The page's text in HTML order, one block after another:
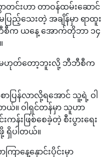
ာတင်းဟာ တာဝန်ထမ်းဆောင်
ြည့်သေးတဲ့ အချိန်မှာ ရာထူး
က ယနေ့ အောက်တိုဘာ ၁၄
း မဟုတ်တော့ဘူးလို့ ဘီဘီစီက
ပြန်လာလို့ရအောင် သူ့ရဲ့ ဝါ
ယ်။ ဝါရှင်တန်မှာ သူဟာ
းဖြစ်စေခဲ့တဲ့ စီးပွားရေး
ရှိပါတယ်။
ာနေ့နှောင်းပိုင်းမှာ